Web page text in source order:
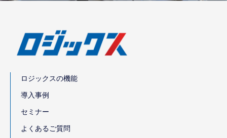
ロジックスの機能
導入事例
セミナー
よくあるご質問